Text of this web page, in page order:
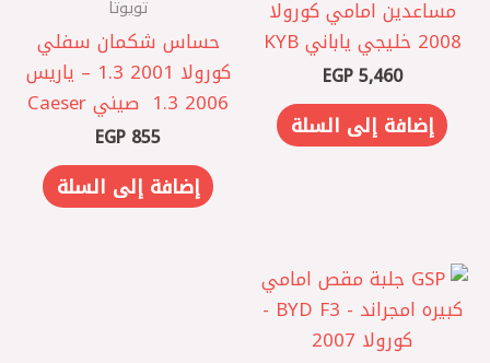
مساعدين امامي كورولا
2008 خليجي ياباني KYB
EGP5,460
إضافة إلى السلة
تويوتا
حساس شكمان سفلي
كورولا 2001 1.3 – ياريس
2006 1.3 ‏ صيني Caeser
EGP 855
إضافة إلى السلة